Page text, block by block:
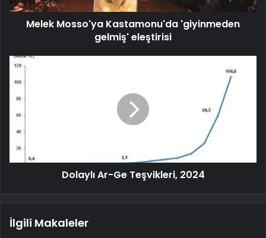
Melek Mosso'ya Kastamonu'da 'giyinmeden
gelmiş' eleştirisi
Dolaylı Ar-Ge Teşvikleri, 2024
İlgili Makaleler